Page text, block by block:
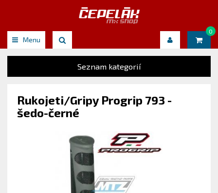
Menu
0
Seznam kategorií
Rukojeti/Gripy Progrip 793 -
šedo-černé